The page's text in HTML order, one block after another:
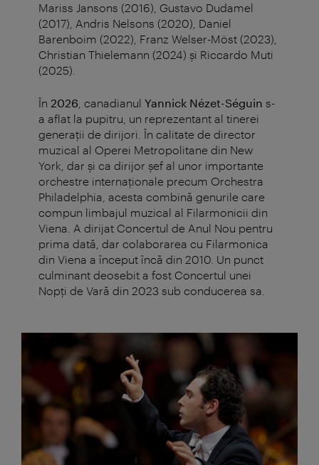
Mariss Jansons (2016), Gustavo Dudamel
(2017), Andris Nelsons (2020), Daniel
Barenboim (2022), Franz Welser-Möst (2023),
Christian Thielemann (2024) și Riccardo Muti
(2025).
În 2026 , canadianul Yannick Nézet-Séguin s-
a aflat la pupitru, un reprezentant al tinerei
generații de dirijori. În calitate de director
muzical al Operei Metropolitane din New
York, dar și ca dirijor șef al unor importante
orchestre internaționale precum Orchestra
Philadelphia, acesta combină genurile care
compun limbajul muzical al Filarmonicii din
Viena. A dirijat Concertul de Anul Nou pentru
prima dată, dar colaborarea cu Filarmonica
din Viena a început încă din 2010. Un punct
culminant deosebit a fost Concertul unei
Nopți de Vară din 2023 sub conducerea sa.